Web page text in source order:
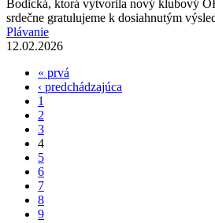
Bodická, ktorá vytvorila nový klubový
srdečne gratulujeme k dosiahnutým
Plávanie
12.02.2026
Stránky
« prvá
‹ predchádzajúca
1
2
3
4
5
6
7
8
9